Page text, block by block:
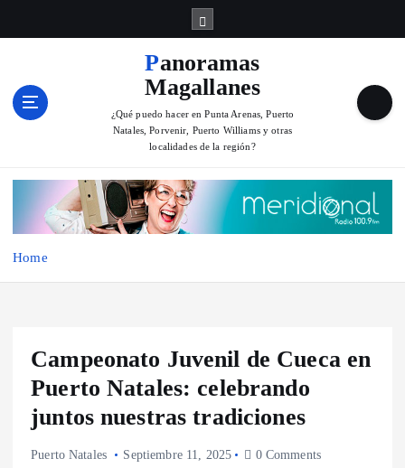
Panoramas
Magallanes
¿Qué puedo hacer en Punta Arenas, Puerto
Natales, Porvenir, Puerto Williams y otras
localidades de la región?
Home
Campeonato Juvenil de Cueca en
Puerto Natales: celebrando
juntos nuestras tradiciones
Puerto Natales Septiembre 11, 2025 0 Comments